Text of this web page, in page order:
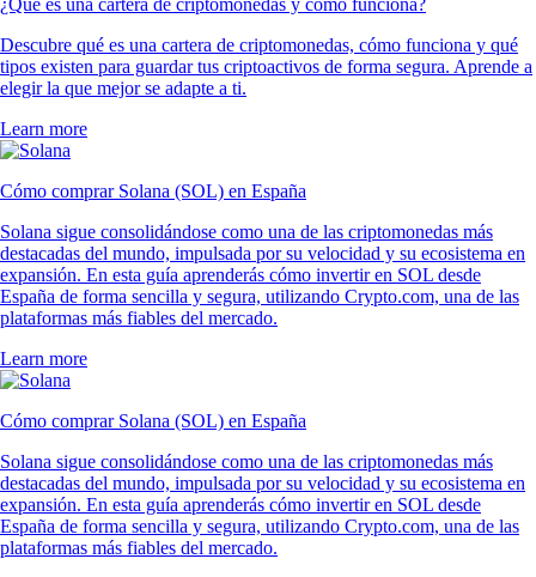
¿Qué es una cartera de criptomonedas y cómo funciona?
Descubre qué es una cartera de criptomonedas, cómo funciona y qué
tipos existen para guardar tus criptoactivos de forma segura. Aprende a
elegir la que mejor se adapte a ti.
Learn more
Cómo comprar Solana (SOL) en España
Solana sigue consolidándose como una de las criptomonedas más
destacadas del mundo, impulsada por su velocidad y su ecosistema en
expansión. En esta guía aprenderás cómo invertir en SOL desde
España de forma sencilla y segura, utilizando Crypto.com, una de las
plataformas más fiables del mercado.
Learn more
Cómo comprar Solana (SOL) en España
Solana sigue consolidándose como una de las criptomonedas más
destacadas del mundo, impulsada por su velocidad y su ecosistema en
expansión. En esta guía aprenderás cómo invertir en SOL desde
España de forma sencilla y segura, utilizando Crypto.com, una de las
plataformas más fiables del mercado.